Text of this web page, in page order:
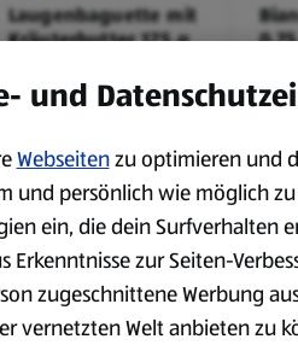
Laugenbaguette mit
Kräuterbutter 175 g
(4,51 €/1 kg)
0,79 € 1,29 €
Sortiment.
und
Webseitenzu optimieren und
und persönlich wie möglich
ein, die dein Surfverhalten
Erkenntnisse zur Seiten-
zugeschnittene Werbung
vernetzten Welt anbieten zu